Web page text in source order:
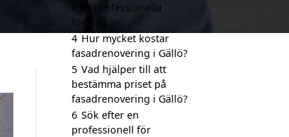
från professionella
företag
4 Hur mycket kostar
fasadrenovering i Gällö?
5 Vad hjälper till att
bestämma priset på
fasadrenovering i Gällö?
6 Sök efter en
professionell för